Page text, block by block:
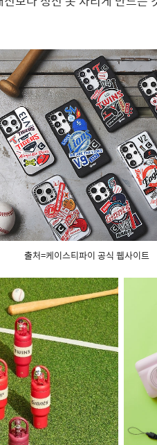
출처=케이스티파이 공식 웹사이트